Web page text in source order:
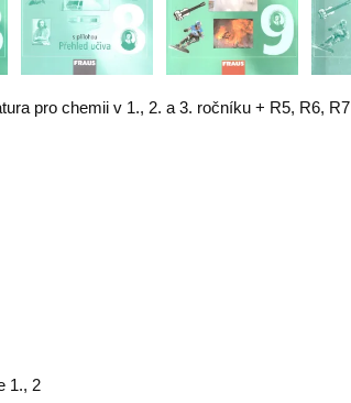
pro chemii v 1., 2. a 3. ročníku + R5, R6, R7
1., 2